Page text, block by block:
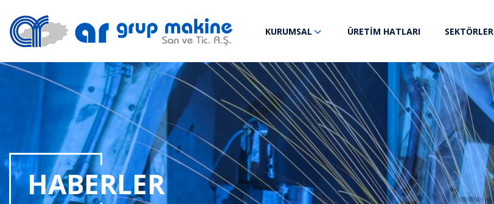
KURUMSAL ÜRETİM HATLARI SEKTÖRLER
HABERLER